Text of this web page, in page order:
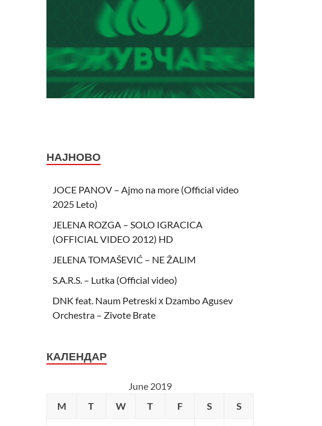
НАЈНОВО
JOCE PANOV – Ajmo na more (Official video
2025 Leto)
JELENA ROZGA – SOLO IGRACICA
(OFFICIAL VIDEO 2012) HD
JELENA TOMAŠEVIĆ – NE ŽALIM
S.A.R.S. – Lutka (Official video)
DNK feat. Naum Petreski х Dzambo Agusev
Orchestra – Zivote Brate
КАЛЕНДАР
June 2019
M
T W T F S S